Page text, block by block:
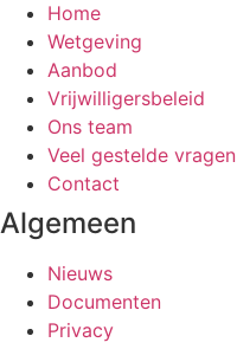
Home
Wetgeving
Aanbod
Vrijwilligersbeleid
Ons team
Veel gestelde vragen
Contact
Algemeen
Nieuws
Documenten
Privacy